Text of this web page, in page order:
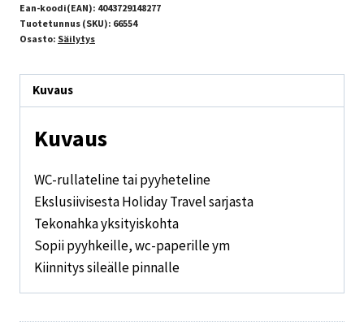
Ean-koodi(EAN): 4043729148277
Tuotetunnus (SKU): 66554
Osasto: Säilytys
Kuvaus
Kuvaus
WC-rullateline tai pyyheteline
Ekslusiivisesta Holiday Travel sarjasta
Tekonahka yksityiskohta
Sopii pyyhkeille, wc-paperille ym
Kiinnitys sileälle pinnalle